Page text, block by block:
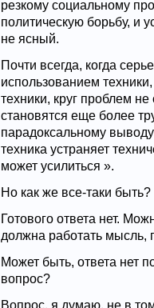
резкому социальному
политическую борьбу, и
не ясный.
Почти всегда, когда
использованием
техники, круг проблем
становятся еще более
парадоксальному
техника устраняет
может усилиться ».
Но как же все-таки
Готового ответа нет.
должна работать мысль,
Может быть, ответа нет
вопрос?
Вопрос, я думаю, не в